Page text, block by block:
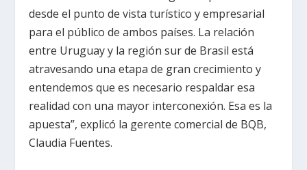
desde el punto de vista turístico y empresarial
para el público de ambos países. La relación
entre Uruguay y la región sur de Brasil está
atravesando una etapa de gran crecimiento y
entendemos que es necesario respaldar esa
realidad con una mayor interconexión. Esa es la
apuesta”, explicó la gerente comercial de BQB,
Claudia Fuentes.